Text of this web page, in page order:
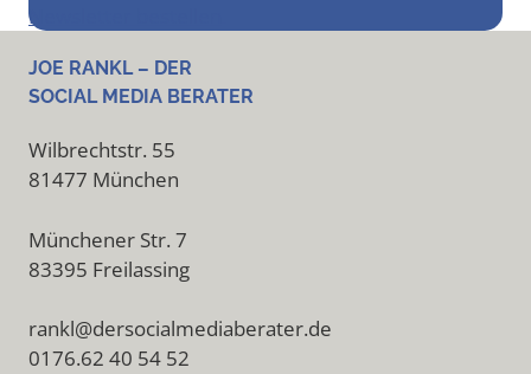
Newsletter bestellen
JOE RANKL – DER
SOCIAL MEDIA BERATER
Wilbrechtstr. 55
81477 München
Münchener Str. 7
83395 Freilassing
rankl@dersocialmediaberater.de
0176.62 40 54 52